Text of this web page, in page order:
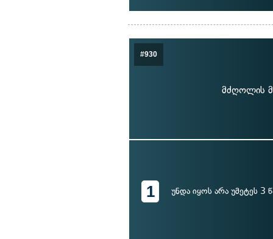
#930
მძღოლის
1 უნდა იყოს არა უმეტეს 3